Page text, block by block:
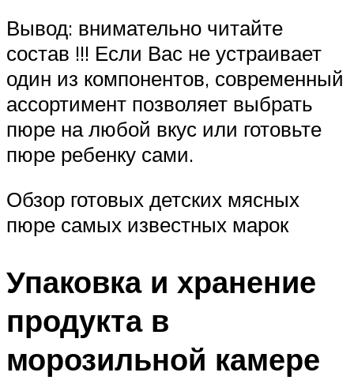
Вывод: внимательно читайте
состав !!! Если Вас не устраивает
один из компонентов, современный
ассортимент позволяет выбрать
пюре на любой вкус или готовьте
пюре ребенку сами.
Обзор готовых детских мясных
пюре самых известных марок
Упаковка и хранение
продукта в
морозильной камере